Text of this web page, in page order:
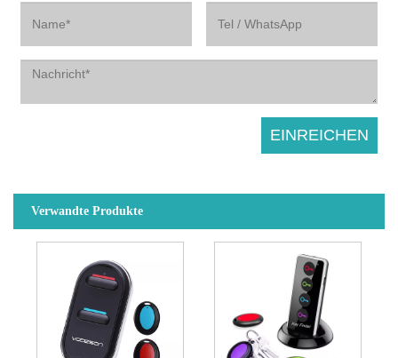
Verwandte Produkte